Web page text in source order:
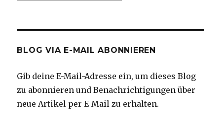
BLOG VIA E-MAIL ABONNIEREN
Gib deine E-Mail-Adresse ein, um dieses Blog
zu abonnieren und Benachrichtigungen über
neue Artikel per E-Mail zu erhalten.